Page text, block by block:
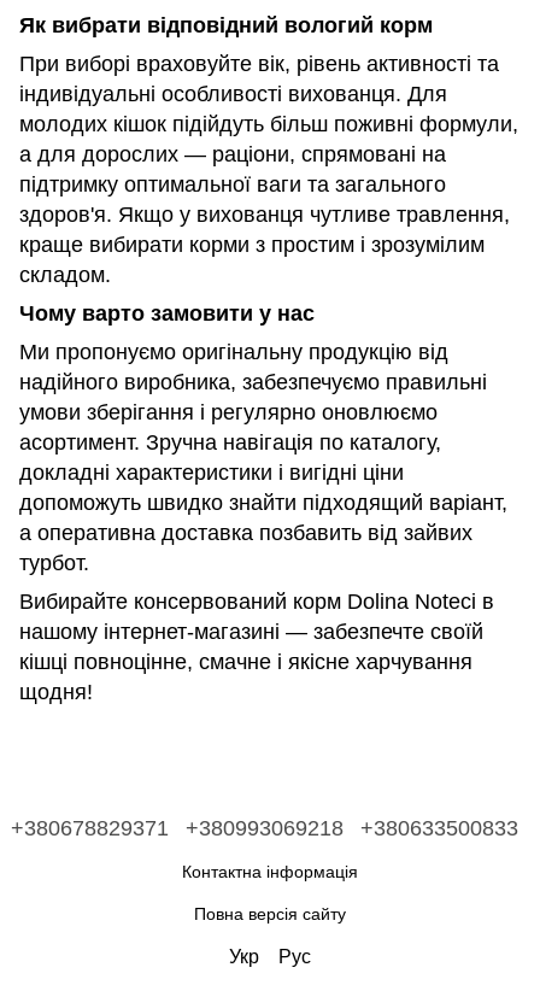
Як вибрати відповідний вологий корм
При виборі враховуйте вік, рівень активності та
індивідуальні особливості вихованця. Для
молодих кішок підійдуть більш поживні формули,
а для дорослих — раціони, спрямовані на
підтримку оптимальної ваги та загального
здоров'я. Якщо у вихованця чутливе травлення,
краще вибирати корми з простим і зрозумілим
складом.
Чому варто замовити у нас
Ми пропонуємо оригінальну продукцію від
надійного виробника, забезпечуємо правильні
умови зберігання і регулярно оновлюємо
асортимент. Зручна навігація по каталогу,
докладні характеристики і вигідні ціни
допоможуть швидко знайти підходящий варіант,
а оперативна доставка позбавить від зайвих
турбот.
Вибирайте консервований корм Dolina Noteci в
нашому інтернет-магазині — забезпечте своїй
кішці повноцінне, смачне і якісне харчування
щодня!
+380678829371 +380993069218 +380633500833
Контактна інформація
Повна версія сайту
Укр Рус